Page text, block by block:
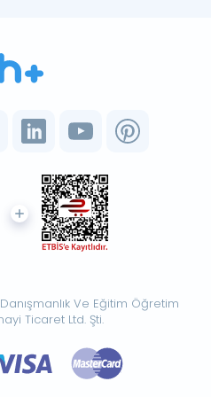
Ve Eğitim Öğretim
Ticaret Ltd. Şti.